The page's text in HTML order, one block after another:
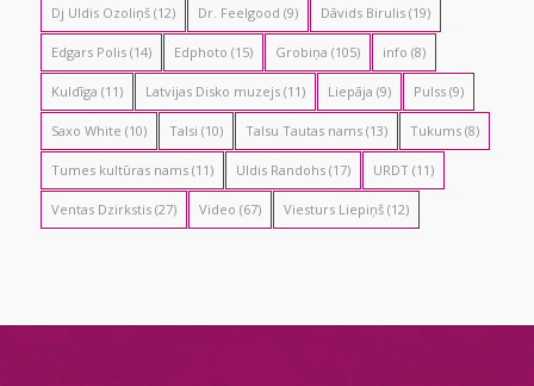
Dj Uldis Ozoliņš(12) Dr. Feelgood (9) Dāvids Birulis(19)
Edgars Polis(14) Edphoto (15) Grobiņa (105) info (8)
Kuldīga (11) Latvijas Disko muzejs(11) Liepāja (9) Pulss(9)
Saxo White (10) Talsi (10) Talsu Tautas nams(13) Tukums(8)
Tumes kultūras nams(11) Uldis Randohs(17) URDT(11)
Ventas Dzirkstis(27) Video (67) Viesturs Liepiņš(12)